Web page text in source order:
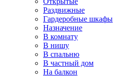
Раздвижные
Гардеробные шкафы
Назначение
В комнату
В нишу
В спальню
В частный дом
На балкон